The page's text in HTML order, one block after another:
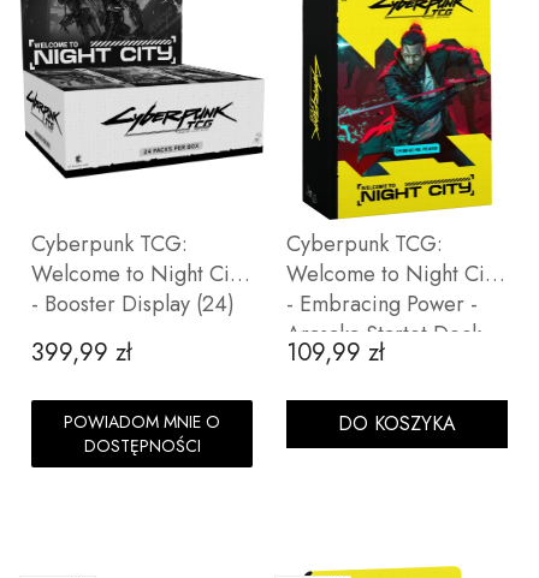
Cyberpunk TCG:
Welcome to Night City
- Booster Display (24)
Cena
399,99 zł
POWIADOM MNIE O
DOSTĘPNOŚCI
Cyberpunk TCG:
Welcome to Night City
- Embracing Power -
Arasaka Startet Deck
Cena
109,99 zł
DO KOSZYKA